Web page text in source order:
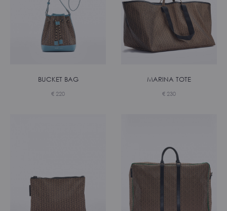
BUCKET BAG
€ 220
MARINA TOTE
€ 230